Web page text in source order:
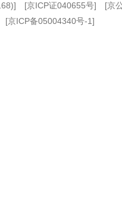
] [京ICP证040655号] [京
[京ICP备05004340号-1]